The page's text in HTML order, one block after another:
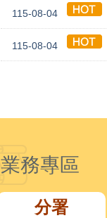
115-08-04
115-08-04
業務專區
分署